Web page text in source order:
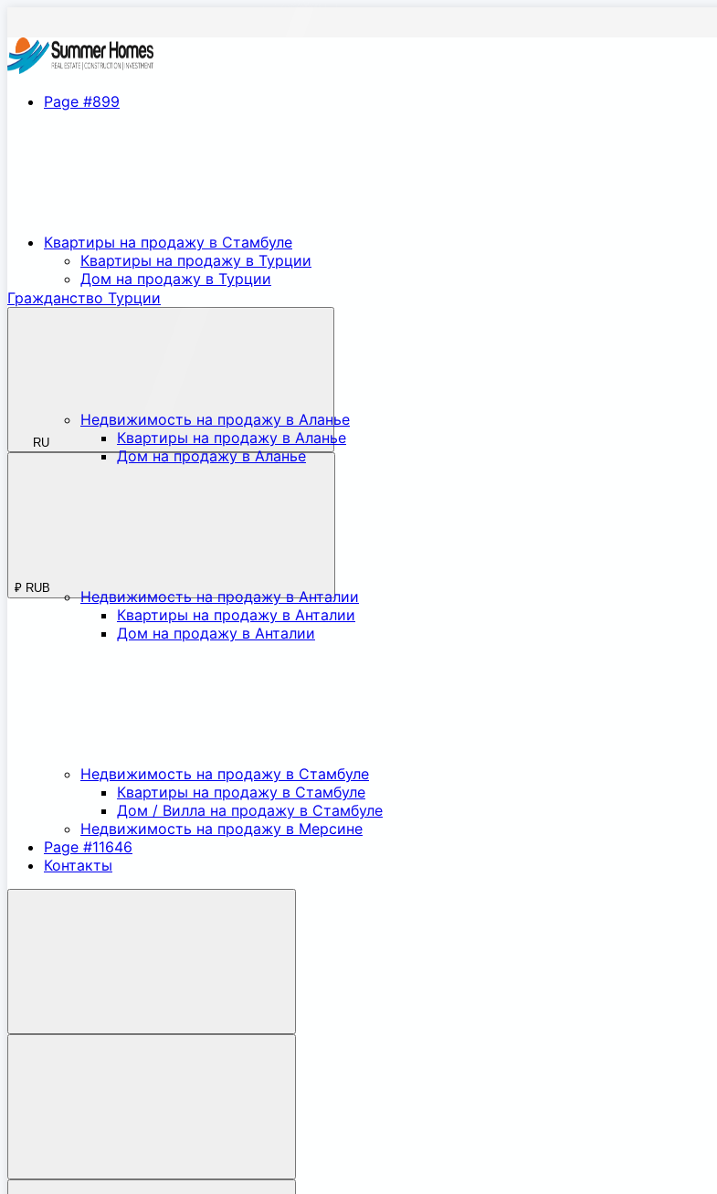
Гражданство Турции
RU
₽ RUB
Page #899
Квартиры на продажу в Стамбуле
Квартиры на продажу в Турции
Дом на продажу в Турции
Недвижимость на продажу в Аланье
Квартиры на продажу в Аланье
Дом на продажу в Аланье
Недвижимость на продажу в Анталии
Квартиры на продажу в Анталии
Дом на продажу в Анталии
Недвижимость на продажу в Стамбуле
Квартиры на продажу в Стамбуле
Дом / Вилла на продажу в Стамбуле
Недвижимость на продажу в Мерсине
Page #11646
Контакты